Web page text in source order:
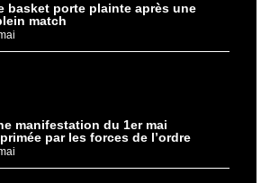
basket porte plainte après une
match
manifestation du 1er mai
par les forces de l’ordre